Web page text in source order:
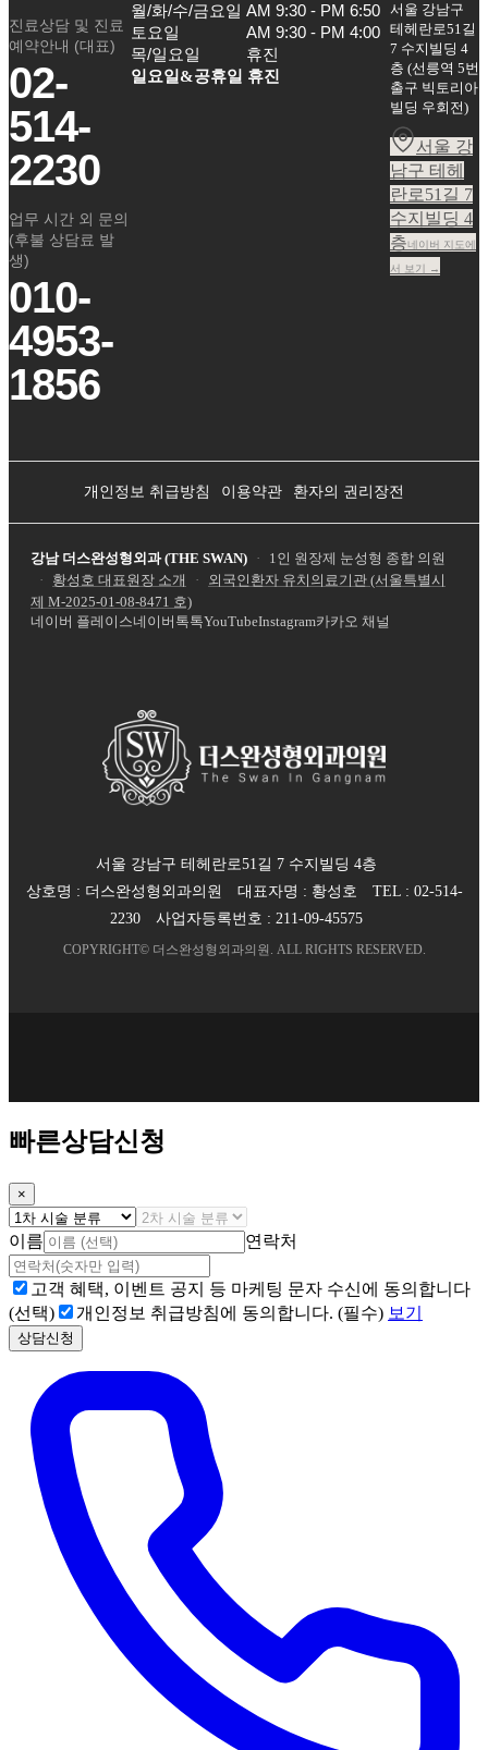
진료상담 및 진료
예약안내 (대표)
02-
514-
2230
업무 시간 외 문의
(후불 상담료 발
생)
010-
4953-
1856
월/화/수/금요일
토요일
목/일요일
AM 9:30 - PM 6:50
AM 9:30 - PM 4:00
휴진
일요일&공휴일 휴진
서울 강남구
테헤란로51길
7 수지빌딩 4
층 (선릉역 5번
출구 빅토리아
빌딩 우회전)
서울 강
남구 테헤
란로51길 7
수지빌딩 4
층네이버 지도에
서 보기 →
개인정보 취급방침 이용약관 환자의 권리장전
강남 더스완성형외과 (THE SWAN) ·
1인 원장제 눈성형 종합 의원
·
황성호 대표원장 소개 ·
외국인환자 유치의료기관 (서울특별시
제 M-2025-01-08-8471 호)
네이버 플레이스네이버톡톡YouTubeInstagram카카오 채널
서울 강남구 테헤란로51길 7 수지빌딩 4층
상호명 : 더스완성형외과의원 대표자명 : 황성호 TEL : 02-514-
2230
사업자등록번호 : 211-09-45575
COPYRIGHT© 더스완성형외과의원 . ALL RIGHTS RESERVED.
빠른상담신청
×
이름 연락처
고객 혜택, 이벤트 공지 등 마케팅 문자 수신에 동의합니다
(선택)
개인정보 취급방침에 동의합니다. (필수) 보기
상담신청